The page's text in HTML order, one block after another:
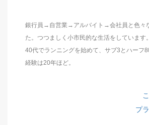
銀行員→自営業→アルバイト→会社員と色々
た。つつましく小市民的な生活をしています。
40代でランニングを始めて、サブ3とハーフ
経験は20年ほど。
プ